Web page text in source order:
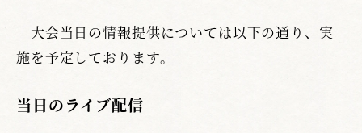
大会当日の情報提供については以下の通り、実
施を予定しております。
当日のライブ配信